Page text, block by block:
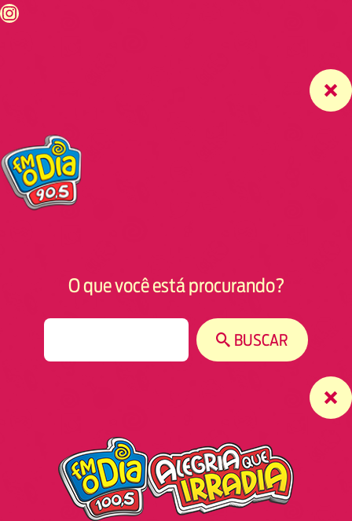
https://www.instagram.com/fmodia.cabofrio/
O que você está procurando?
BUSCAR